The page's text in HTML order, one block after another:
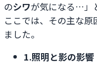
のシワが気になる…」
ここでは、その主な
ました。
1.照明と影の影響